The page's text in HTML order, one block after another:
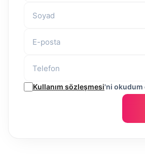
Kullanım sözleşmesi'ni okudum